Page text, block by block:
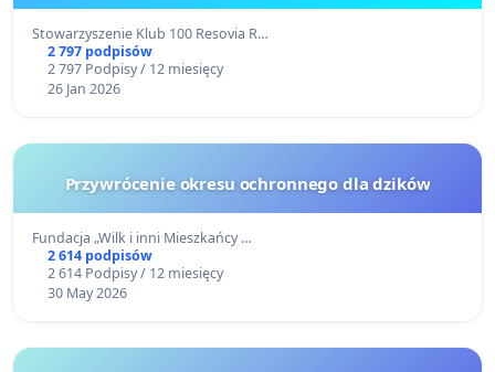
Stowarzyszenie Klub 100 Resovia R…
2 797 podpisów
2 797 Podpisy / 12 miesięcy
26 Jan 2026
Przywrócenie okresu ochronnego dla dzików
Fundacja „Wilk i inni Mieszkańcy …
2 614 podpisów
2 614 Podpisy / 12 miesięcy
30 May 2026